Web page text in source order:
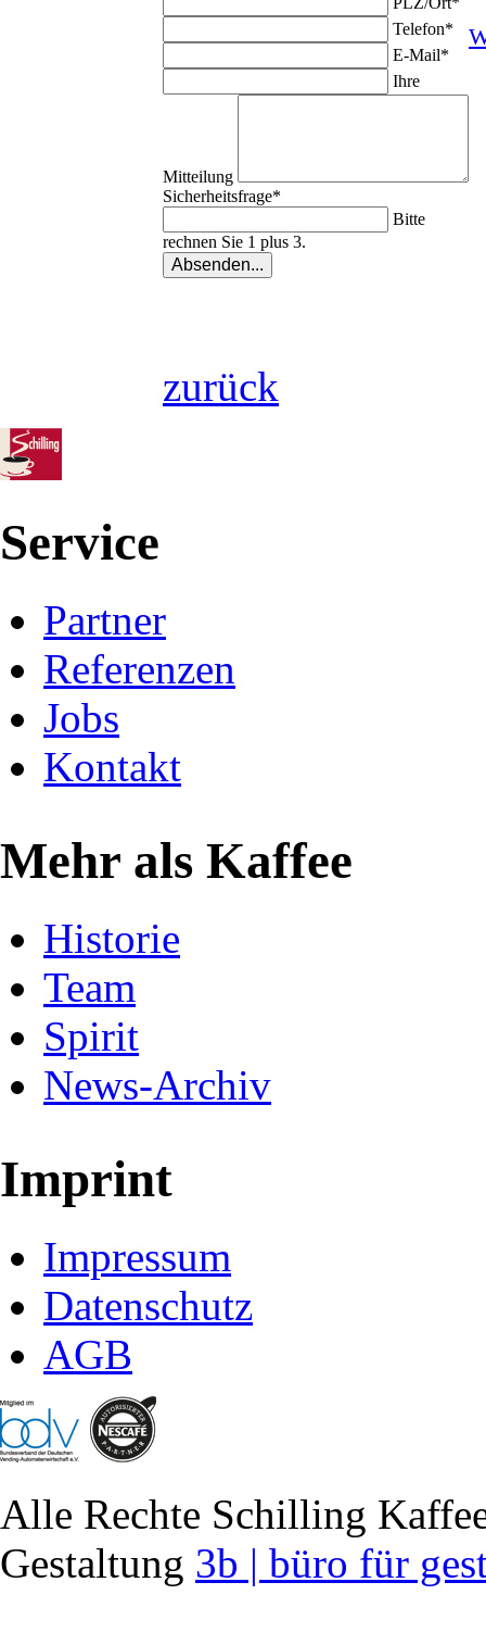
Telefon*
E-Mail*
Ihre
Mitteilung
Sicherheitsfrage*
Bitte
rechnen Sie 1 plus 3.
zurück
Service
Partner
Referenzen
Jobs
Kontakt
Mehr als Kaffee
Historie
Team
Spirit
News-Archiv
Imprint
Impressum
Datenschutz
AGB
Alle Rechte Schilling
Gestaltung 3b | büro für